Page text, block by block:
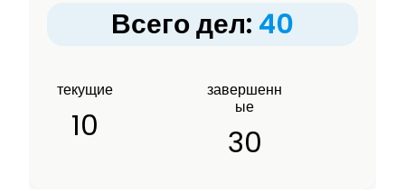
Всего дел: 40
текущие
10
завершенн
ые
30